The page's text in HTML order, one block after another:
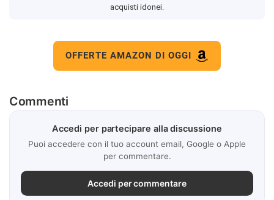
acquisti idonei.
OFFERTE AMAZON DI OGGI
Commenti
Accedi per partecipare alla discussione
Puoi accedere con il tuo account email, Google o Apple
per commentare.
Accedi per commentare